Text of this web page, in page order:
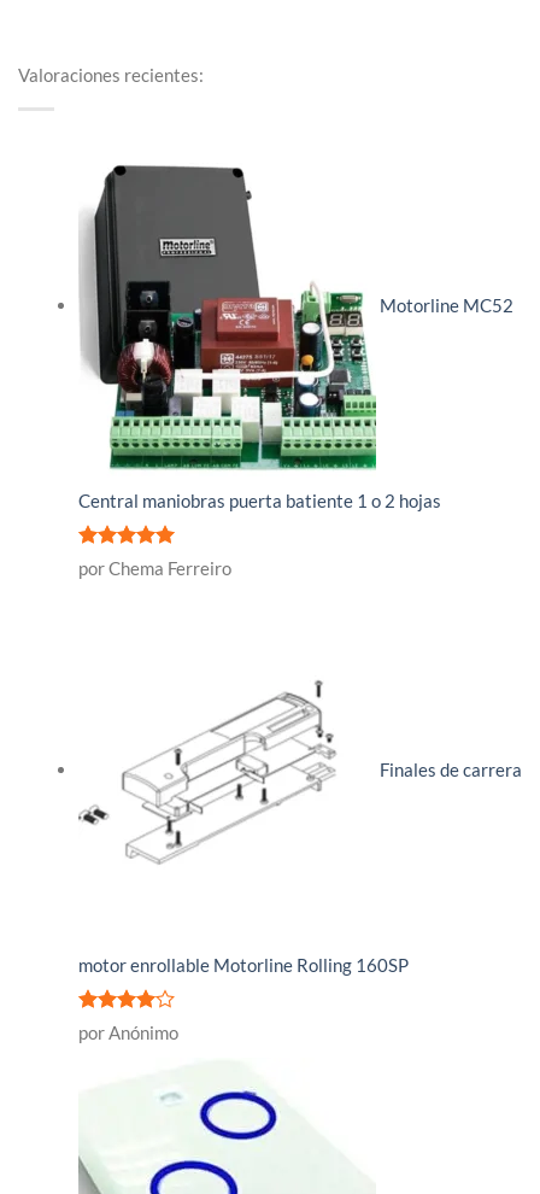
Valoraciones recientes:
Motorline MC52
Central maniobras puerta batiente 1 o 2 hojas
Valorado
con
por Chema Ferreiro
Finales de carrera
motor enrollable Motorline Rolling 160SP
Valorado
con
por Anónimo